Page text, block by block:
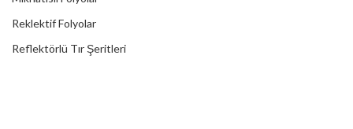
Reklektif Folyolar
Reflektörlü Tır Şeritleri